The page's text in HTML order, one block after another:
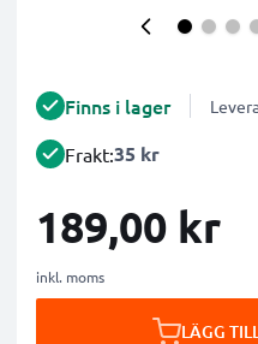
Finns i lager
Frakt:35 kr
189,00 kr
inkl. moms
LÄGG